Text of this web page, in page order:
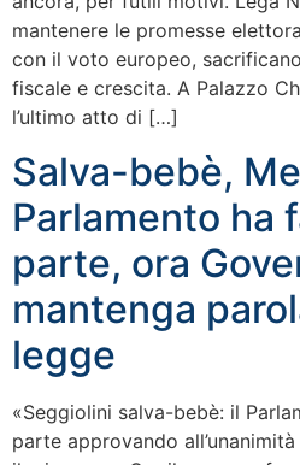
mantenere le promesse
con il voto europeo,
fiscale e crescita. A Palazzo
l’ultimo atto di […]
Salva-bebè,
Parlamento ha
parte, ora
mantenga
legge
«Seggiolini salva-bebè: il
parte approvando